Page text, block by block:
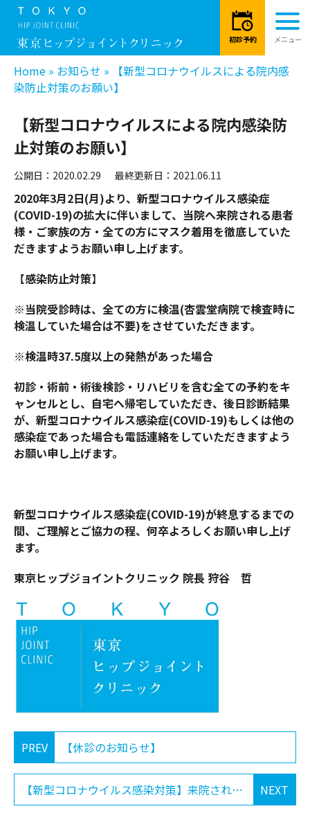
Home » お知らせ »
【新型コロナウイルスによる院内感
染防止対策のお願い】
【新型コロナウイルスによる院内感染防
止対策のお願い】
公開日：2020.02.29 最終更新日：2021.06.11
2020年3月2日(月)より、新型コロナウイルス感染症
(COVID-19)の拡大に伴いまして、当院へ来院される患者
様・ご家族の方・全ての方にマスク着用を徹底していた
だきますようお願い申し上げます。
【感染防止対策】
※当院受診時は、全ての方に検温(杏雲堂病院で検査時に
検温していた場合は不要)をさせていただきます。
※検温時37.5度以上の発熱があった場合
初診・術前・術後検診・リハビリを含む全ての予約をキ
ャンセルとし、自宅へ帰宅していただき、後日診断結果
が、新型コロナウイルス感染症(COVID-19)もしくは他の
感染症であった場合も電話連絡をしていただきますよう
お願い申し上げます。
新型コロナウイルス感染症(COVID-19)が終息するまでの
間、ご理解とご協力の程、何卒よろしくお願い申し上げ
ます。
東京ヒップジョイントクリニック 院長 狩谷 哲
PREV 【休診のお知らせ】
NEXT
【新型コロナウイルス感染対策】来院される皆様へ（2020.03.11）